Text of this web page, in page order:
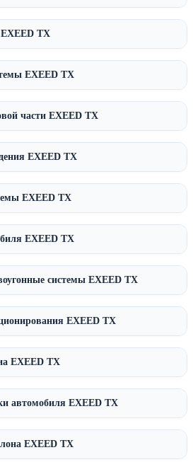
TX
EXEED TX
части EXEED TX
EXEED TX
EXEED TX
EXEED TX
системы EXEED TX
EXEED TX
EXEED TX
автомобиля EXEED TX
EXEED TX